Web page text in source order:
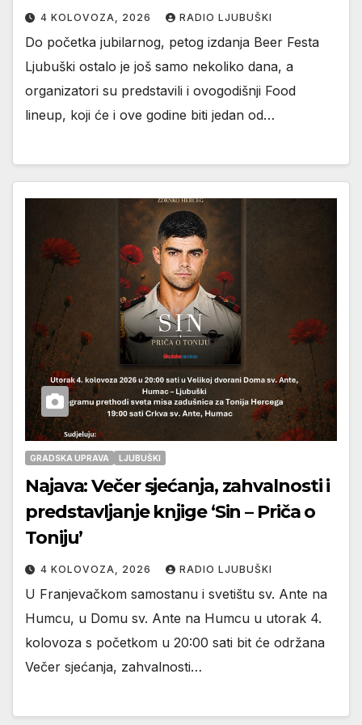
4 KOLOVOZA, 2026 RADIO LJUBUŠKI
Do početka jubilarnog, petog izdanja Beer Festa
Ljubuški ostalo je još samo nekoliko dana, a
organizatori su predstavili i ovogodišnji Food
lineup, koji će i ove godine biti jedan od…
GRADSKA UPRAVA LJUBUŠKI
Najava: Večer sjećanja, zahvalnosti i
predstavljanje knjige ‘Sin – Priča o
Toniju’
4 KOLOVOZA, 2026 RADIO LJUBUŠKI
U Franjevačkom samostanu i svetištu sv. Ante na
Humcu, u Domu sv. Ante na Humcu u utorak 4.
kolovoza s početkom u 20:00 sati bit će održana
Večer sjećanja, zahvalnosti…